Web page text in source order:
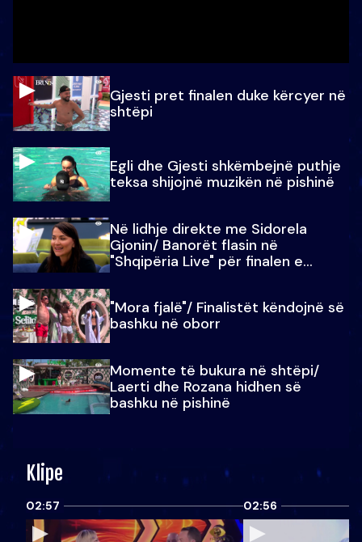
Gjesti pret finalen duke kërcyer në
shtëpi
Egli dhe Gjesti shkëmbejnë puthje
teksa shijojnë muzikën në pishinë
Në lidhje direkte me Sidorela
Gjonin/ Banorët flasin në
"Shqipëria Live" për finalen e
"Mora fjalë"/ Finalistët këndojnë së
bashku në oborr
Momente të bukura në shtëpi/
Laerti dhe Rozana hidhen së
bashku në pishinë
Klipe
02:57 02:56